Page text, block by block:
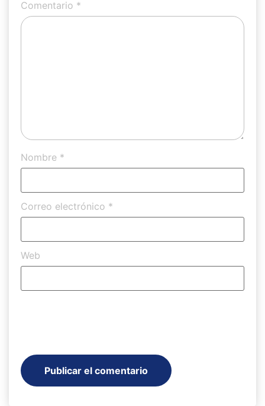
Comentario *
Nombre *
Correo electrónico *
Web